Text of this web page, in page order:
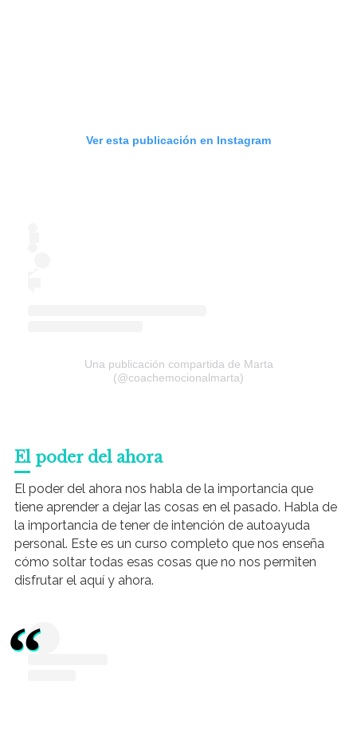
Ver esta publicación en Instagram
Una publicación compartida de Marta
(@coachemocionalmarta)
El poder del ahora
El poder del ahora nos habla de la importancia que
tiene aprender a dejar las cosas en el pasado. Habla de
la importancia de tener de intención de autoayuda
personal. Este es un curso completo que nos enseña
cómo soltar todas esas cosas que no nos permiten
disfrutar el aquí y ahora.